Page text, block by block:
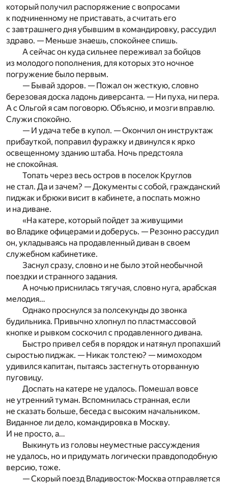
который получил распоряжение с вопросами
к подчиненному не приставать, а считать его
с завтрашнего дня убывшим в командировку, рассудил
здраво. — Меньше знаешь, спокойнее спишь.
А сейчас он куда сильнее переживал за бойцов
из молодого пополнения, для которых это ночное
погружение было первым.
— Бывай здоров. — Пожал он жесткую, словно
березовая доска ладонь диверсанта. — Ни пуха, ни пера.
А с Ольгой я сам поговорю. Объясню, и мозги вправлю.
Служи спокойно.
— И удача тебе в купол. — Окончил он инструктаж
прибауткой, поправил фуражку и двинулся к ярко
освещенному зданию штаба. Ночь предстояла
не спокойная.
Топать через весь остров в поселок Круглов
не стал. Да и зачем? — Документы с собой, гражданский
пиджак и брюки висит в кабинете, а поспать можно
и на диване.
«На катере, который пойдет за живущими
во Владике офицерами и доберусь. — Резонно рассудил
он, укладываясь на продавленный диван в своем
служебном кабинетике.
Заснул сразу, словно и не было этой необычной
поездки и странного задания.
А ночью приснилась тягучая, словно нуга, арабская
мелодия…
Однако проснулся за полсекунды до звонка
будильника. Привычно хлопнул по пластмассовой
кнопке и рывком соскочил с продавленного дивана.
Быстро привел себя в порядок и натянул пропахший
сыростью пиджак. — Никак толстею? — мимоходом
удивился капитан, пытаясь застегнуть оторванную
пуговицу.
Доспать на катере не удалось. Помешал вовсе
не утренний туман. Вспомнилась странная, если
не сказать больше, беседа с высоким начальником.
Виданное ли дело, командировка в Москву.
И не просто, а…
Выкинуть из головы неуместные рассуждения
не удалось, но и придумать логически правдоподобную
версию, тоже.
— Скорый поезд Владивосток-Москва отправляется